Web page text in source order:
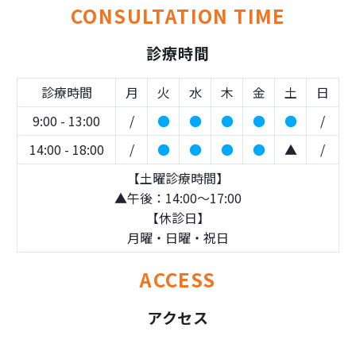
CONSULTATION TIME
診療時間
診療時間 月 火 水 木 金 土
日
9:00 - 13:00
/ ● ● ● ● ●
/
14:00 - 18:00
/ ● ● ● ● ▲
/
【土曜診療時間】
▲午後：14:00～17:00
【休診日】
月曜・日曜・祝日
ACCESS
アクセス